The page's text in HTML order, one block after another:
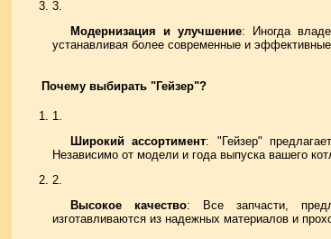
Модернизация и улучшение: Иногда
устанавливая более современные и
Почему выбирать "Гейзер"?
Широкий ассортимент: "Гейзер"
Независимо от модели и года выпуска вашего
Высокое качество: Все запчасти,
изготавливаются из надежных материалов и